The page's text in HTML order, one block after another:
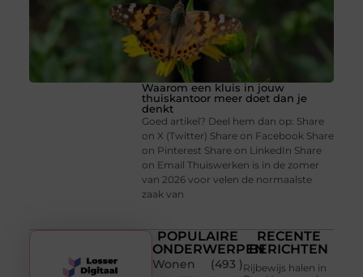
Waarom een kluis in jouw
thuiskantoor meer doet dan je
denkt
Goed artikel? Deel hem dan op: Share
on X (Twitter) Share on Facebook Share
on Pinterest Share on LinkedIn Share
on Email Thuiswerken is in de zomer
van 2026 voor velen de normaalste
zaak van
POPULAIRE
ONDERWERPEN
Wonen
(493 )
RECENTE
BERICHTEN
Rijbewijs halen in